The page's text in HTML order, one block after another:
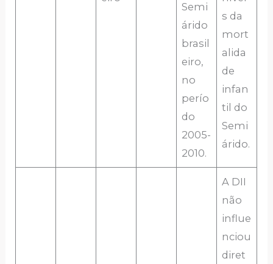
Semi
árido
brasil
eiro,
no
perío
do
2005-
2010.
s da
mort
alida
de
infan
til do
Semi
árido.
A DII
não
influe
nciou
diret